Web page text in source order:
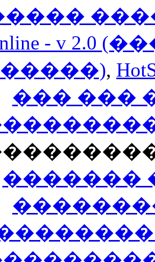
online - v
,
��� ���
�������